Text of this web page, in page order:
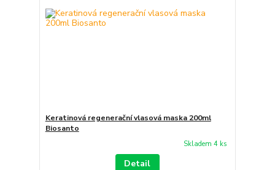
Keratinová regenerační vlasová maska 200ml
Biosanto
Skladem 4 ks
Detail